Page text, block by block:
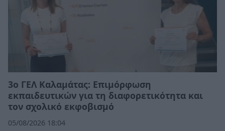
3ο ΓΕΛ Καλαμάτας: Επιμόρφωση
εκπαιδευτικών για τη διαφορετικότητα και
τον σχολικό εκφοβισμό
05/08/2026 18:04